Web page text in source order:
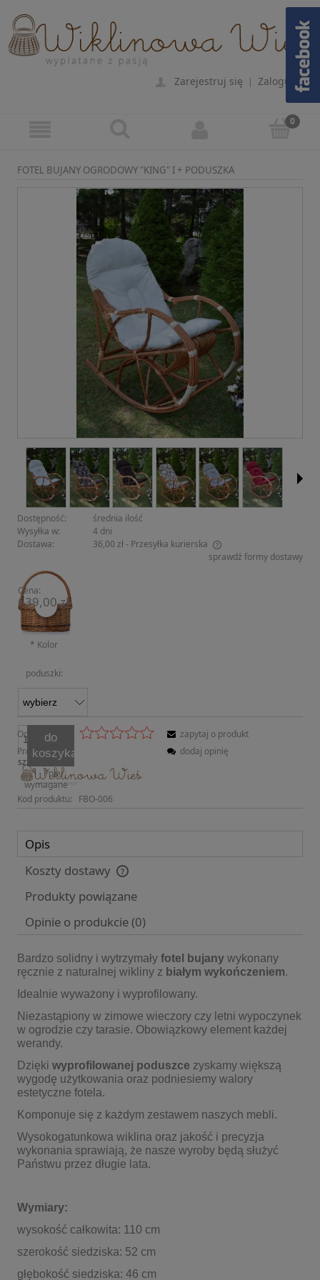
Zarejestruj się | Zaloguj się
FOTEL BUJANY OGRODOWY "KING" I + PODUSZKA
Dostępność:
średnia ilość
Wysyłka w:
4 dni
Dostawa:
36,00 zł- Przesyłka kurierska
Cena nie zawiera ewentualnych kosztów płatnościsprawdź formy dostawy
Cena:
639,00 zł
* Kolor
poduszki:
szt.
do
koszyka
* - Pole
wymagane
Ocena:
Producent:
Kod produktu: FBO-006
zapytaj o produkt
dodaj opinię
Opis
Koszty dostawy
Cena nie zawiera ewentualnych kosztów płatności
Produkty powiązane
Opinie o produkcie (0)
Bardzo solidny i wytrzymały fotel bujany wykonany
ręcznie z naturalnej wikliny z białym wykończeniem.
Idealnie wyważony i wyprofilowany.
Niezastąpiony w zimowe wieczory czy letni wypoczynek
w ogrodzie czy tarasie. Obowiązkowy element każdej
werandy.
Dzięki wyprofilowanej poduszce zyskamy większą
wygodę użytkowania oraz podniesiemy walory
estetyczne fotela.
Komponuje się z każdym zestawem naszych mebli.
Wysokogatunkowa wiklina oraz jakość i precyzja
wykonania sprawiają, że nasze wyroby będą służyć
Państwu przez długie lata.
Wymiary:
wysokość całkowita: 110 cm
szerokość siedziska: 52 cm
głębokość siedziska: 46 cm